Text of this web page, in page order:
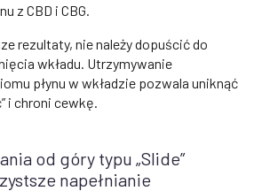
z CBD i CBG.
rezultaty, nie należy dopuścić do
wkładu. Utrzymywanie
płynu w wkładzie pozwala uniknąć
i chroni cewkę.
od góry typu „Slide”
napełnianie